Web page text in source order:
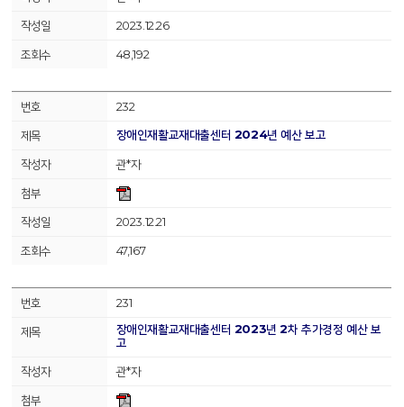
2023.12.26
48,192
232
장애인재활교재대출센터 2024년 예산 보고
관*자
2023.12.21
47,167
231
장애인재활교재대출센터 2023년 2차 추가경정 예산 보
고
관*자